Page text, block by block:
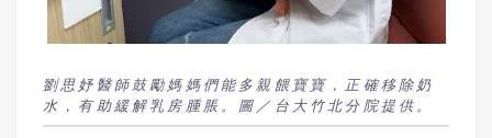
劉思妤醫師鼓勵媽媽們能多親餵寶寶，正確移除奶
水，有助緩解乳房腫脹。圖／台大竹北分院提供。